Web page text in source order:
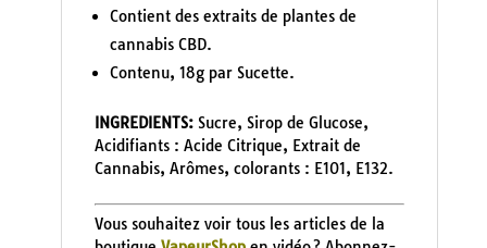
Contient des extraits de plantes de
cannabis CBD.
Contenu, 18g par Sucette.
INGREDIENTS:Sucre, Sirop de Glucose,
Acidifiants : Acide Citrique, Extrait de
Cannabis, Arômes, colorants : E101, E132.
Vous souhaitez voir tous les articles de la